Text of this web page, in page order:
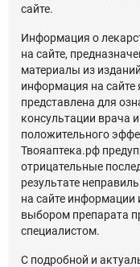
сайте.
Информация о
на сайте,
материалы из
информация на
представлена для
консультации врача
положительного
Твояаптека.рф
отрицательные
результате
на сайте информации
выбором препарата
специалистом.
С подробной и